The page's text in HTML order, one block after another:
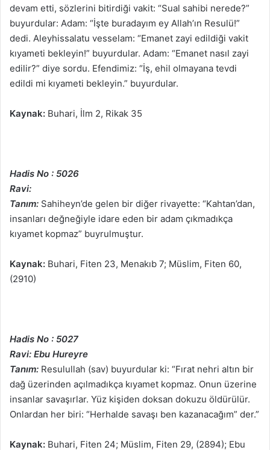
devam etti, sözlerini bitirdiği vakit: “Sual sahibi nerede?”
buyurdular: Adam: “İşte buradayım ey Allah’ın Resulü!”
dedi. Aleyhissalatu vesselam: “Emanet zayi edildiği vakit
kıyameti bekleyin!” buyurdular. Adam: “Emanet nasıl zayi
edilir?” diye sordu. Efendimiz: “İş, ehil olmayana tevdi
edildi mi kıyameti bekleyin.” buyurdular.
Kaynak: Buhari, İlm 2, Rikak 35
Hadis No : 5026
Ravi:
Tanım: Sahiheyn’de gelen bir diğer rivayette: “Kahtan’dan,
insanları değneğiyle idare eden bir adam çıkmadıkça
kıyamet kopmaz” buyrulmuştur.
Kaynak: Buhari, Fiten 23, Menakıb 7; Müslim, Fiten 60,
(2910)
Hadis No : 5027
Ravi: Ebu Hureyre
Tanım: Resulullah (sav) buyurdular ki: “Fırat nehri altın bir
dağ üzerinden açılmadıkça kıyamet kopmaz. Onun üzerine
insanlar savaşırlar. Yüz kişiden doksan dokuzu öldürülür.
Onlardan her biri: “Herhalde savaşı ben kazanacağım” der.”
Kaynak: Buhari, Fiten 24; Müslim, Fiten 29, (2894); Ebu